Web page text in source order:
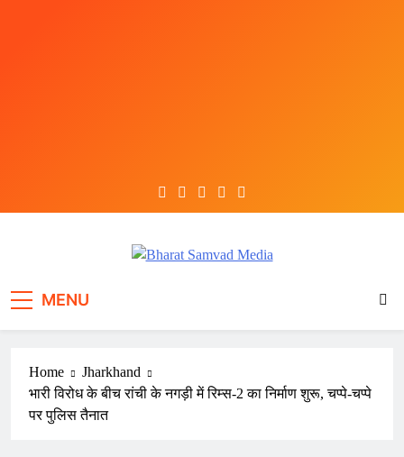
MENU
Home
Jharkhand
भारी विरोध के बीच रांची के नगड़ी में रिम्स-2 का निर्माण शुरू, चप्पे-चप्पे
पर पुलिस तैनात